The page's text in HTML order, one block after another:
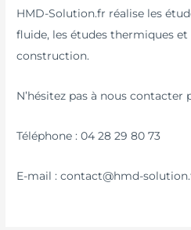
HMD-Solution.fr réalise les
fluide, les études thermiques et
construction.
N’hésitez pas à nous contacter
Téléphone : 04 28 29 80 73
E-mail : contact@hmd-